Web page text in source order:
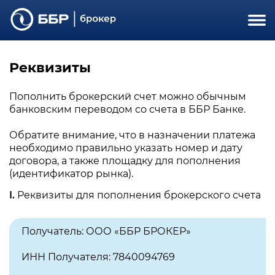
Реквизиты
Пополнить брокерский счет можно обычным
банковским переводом со счета в ББР Банке.
Обратите внимание, что в назначении платежа
необходимо правильно указать номер и дату
договора, а также площадку для пополнения
(идентификатор рынка).
I.Реквизиты для пополнения брокерского счета
Получатель: ООО «ББР БРОКЕР»
ИНН Получателя: 7840094769